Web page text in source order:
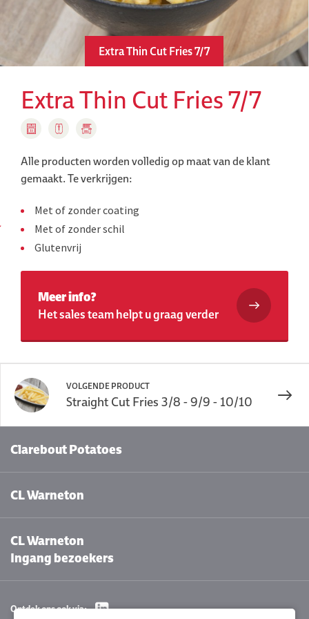
Extra Thin Cut Fries 7/7
Extra Thin Cut Fries 7/7
Alle producten worden volledig op maat van de klant
gemaakt.Te verkrijgen:
Met of zonder coating
Met of zonder schil
Glutenvrij
Meer info?
Het sales team helpt u graag verder
VOLGENDE PRODUCT
Straight Cut Fries 3/8 - 9/9 - 10/10
Clarebout Potatoes
CL Warneton
CL Warneton
Ingang bezoekers
Ontdek ons ook via: